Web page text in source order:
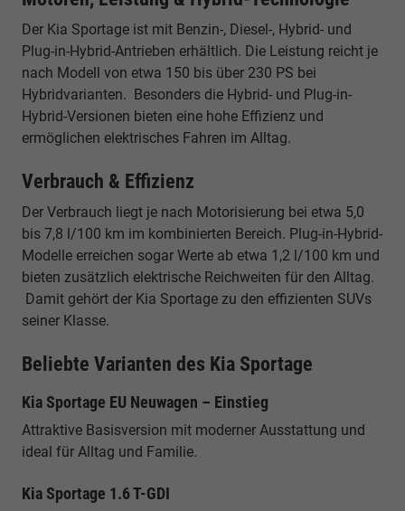
Der Kia Sportage ist mit Benzin-, Diesel-, Hybrid- und
Plug-in-Hybrid-Antrieben erhältlich. Die Leistung reicht je
nach Modell von etwa 150 bis über 230 PS bei
Hybridvarianten. Besonders die Hybrid- und Plug-in-
Hybrid-Versionen bieten eine hohe Effizienz und
ermöglichen elektrisches Fahren im Alltag.
Verbrauch & Effizienz
Der Verbrauch liegt je nach Motorisierung bei etwa 5,0
bis 7,8 l/100 km im kombinierten Bereich. Plug-in-Hybrid-
Modelle erreichen sogar Werte ab etwa 1,2 l/100 km und
bieten zusätzlich elektrische Reichweiten für den Alltag.
Damit gehört der Kia Sportage zu den effizienten SUVs
seiner Klasse.
Beliebte Varianten des Kia Sportage
Kia Sportage EU Neuwagen – Einstieg
Attraktive Basisversion mit moderner Ausstattung und
ideal für Alltag und Familie.
Kia Sportage 1.6 T-GDI